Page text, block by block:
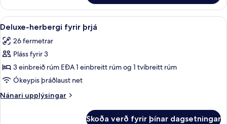
herbergi
fyrir
tvo
Skoða
allar
myndir
fyrir
Deluxe-
herbergi
fyrir
þrjá
Deluxe-herbergi fyrir þrjá |
9
Deluxe-herbergi fyrir þrjá
26 fermetrar
Pláss fyrir 3
3 einbreið rúm EÐA 1 einbreitt rúm og 1 tvíbreitt rúm
Ókeypis þráðlaust net
Nánari upplýsingar
Nánari
Skoða verð fyrir þínar dagsetningar